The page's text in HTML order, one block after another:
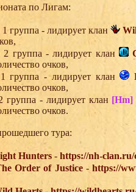
по Лигам:
группа - лидирует клан
группа - лидирует клан
очков,
группа - лидирует клан
очков,
группа - лидирует клан [Hm]
очков.
тура:
Hunters - https://nh-clan.ru/
Order of Justice- https://